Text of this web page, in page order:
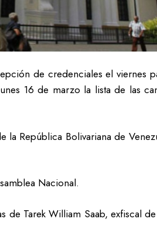
de credenciales el viernes
16 de marzo la lista de las
República Bolivariana de
Nacional.
Tarek William Saab, exfiscal